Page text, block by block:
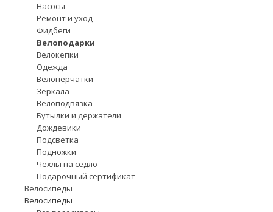
Насосы
Ремонт и уход
Фидбеги
Велоподарки
Велокепки
Одежда
Велоперчатки
Зеркала
Велоподвязка
Бутылки и держатели
Дождевики
Подсветка
Подножки
Чехлы на седло
Подарочный сертификат
Велосипеды
Велосипеды